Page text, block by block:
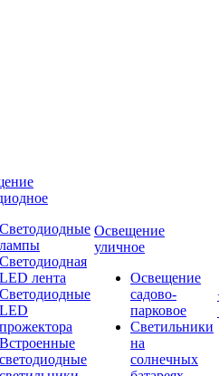
Светодиодные
лампы
Светодиодная
LED лента
Светодиодные
LED
прожектора
Встроенные
светодиодные
Освещение
уличное
Освещение
садово-
парковое
Светильники
на
солнечных